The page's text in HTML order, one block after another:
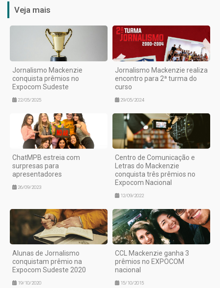
Veja mais
Jornalismo Mackenzie
conquista prêmios no
Expocom Sudeste
22/05/2025
Jornalismo Mackenzie realiza
encontro para 2ª turma do
curso
29/05/2024
ChatMPB estreia com
surpresas para
apresentadores
26/09/2023
Centro de Comunicação e
Letras do Mackenzie
conquista três prêmios no
Expocom Nacional
12/09/2022
Alunas de Jornalismo
conquistam prêmio na
Expocom Sudeste 2020
19/10/2020
CCL Mackenzie ganha 3
prêmios no EXPOCOM
nacional
15/10/2015